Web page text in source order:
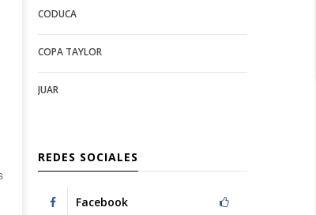
configuration
options
options
CODUCA
COPA TAYLOR
JUAR
REDES SOCIALES
Facebook